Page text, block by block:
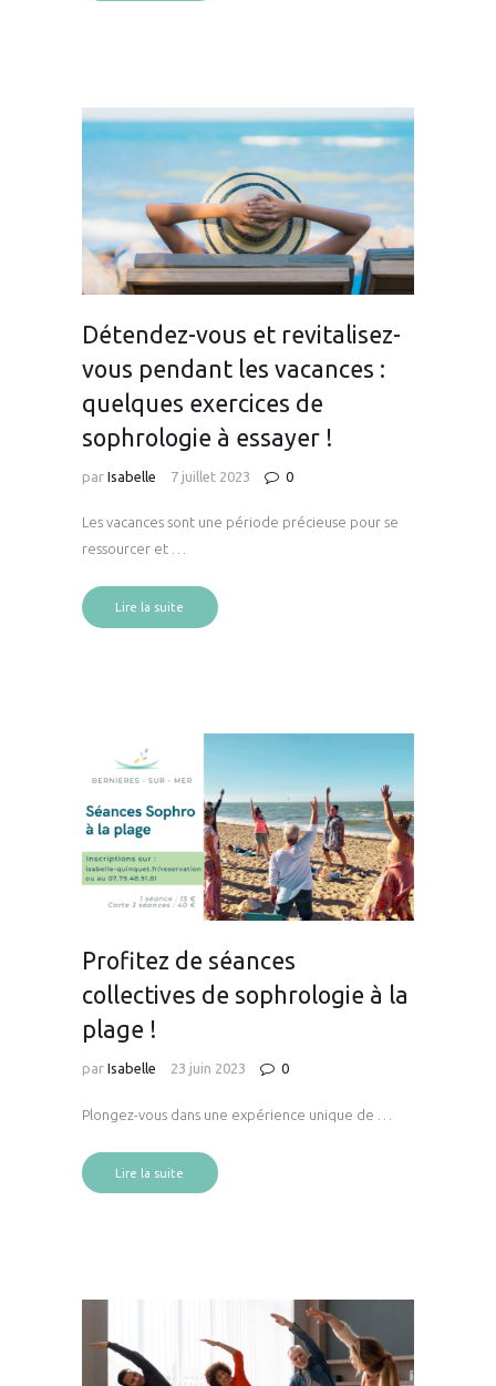
Détendez-vous et revitalisez-
vous pendant les vacances :
quelques exercices de
sophrologie à essayer !
par Isabelle 7 juillet 2023 0
Les vacances sont une période précieuse pour se
ressourcer et …
Lire la suite
Profitez de séances
collectives de sophrologie à la
plage !
par Isabelle 23 juin 2023 0
Plongez-vous dans une expérience unique de …
Lire la suite